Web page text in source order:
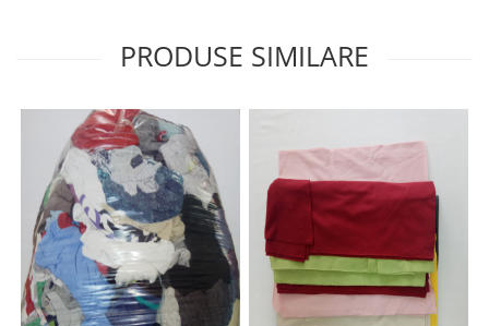
PRODUSE SIMILARE